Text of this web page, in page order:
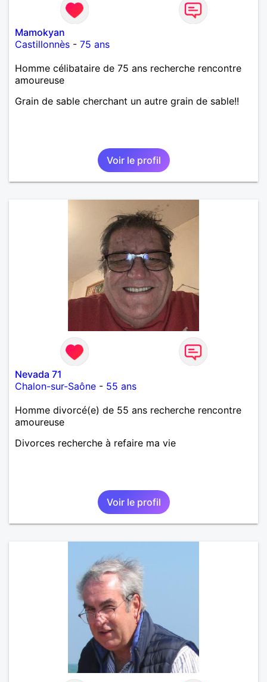
Mamokyan
Castillonnès - 75 ans
Homme célibataire de 75 ans recherche rencontre
amoureuse
Grain de sable cherchant un autre grain de sable!!
Voir le profil
Nevada 71
Chalon-sur-Saône - 55 ans
Homme divorcé(e) de 55 ans recherche rencontre
amoureuse
Divorces recherche à refaire ma vie
Voir le profil